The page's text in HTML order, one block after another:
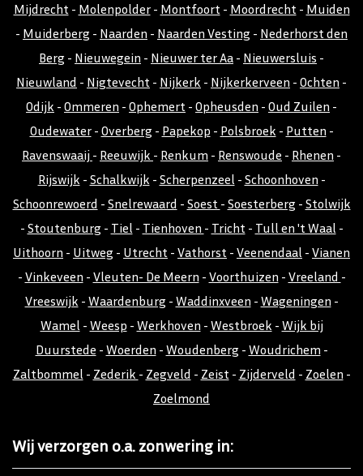
Mijdrecht- Molenpolder- Montfoort- Moordrecht- Muiden
- Muiderberg - Naarden - Naarden Vesting - Nederhorst den
Berg - Nieuwegein - Nieuwer ter Aa - Nieuwersluis -
Nieuwland - Nigtevecht - Nijkerk - Nijkerkerveen - Ochten -
Odijk - Ommeren - Ophemert - Opheusden - Oud Zuilen -
Oudewater- Overberg - Papekop - Polsbroek - Putten -
Ravenswaaij - Reeuwijk - Renkum - Renswoude - Rhenen -
Rijswijk - Schalkwijk - Scherpenzeel - Schoonhoven -
Schoonrewoerd - Snelrewaard - Soest - Soesterberg - Stolwijk
- Stoutenburg - Tiel - Tienhoven - Tricht- Tull en 't Waal -
Uithoorn - Uitweg - Utrecht - Vathorst - Veenendaal - Vianen
- Vinkeveen - Vleuten- De Meern - Voorthuizen - Vreeland -
Vreeswijk - Waardenburg - Waddinxveen - Wageningen -
Wamel - Weesp - Werkhoven - Westbroek - Wijk bij
Duurstede - Woerden - Woudenberg - Woudrichem -
Zaltbommel - Zederik - Zegveld - Zeist- Zijderveld - Zoelen -
Zoelmond
Wij verzorgen o.a. zonwering in: